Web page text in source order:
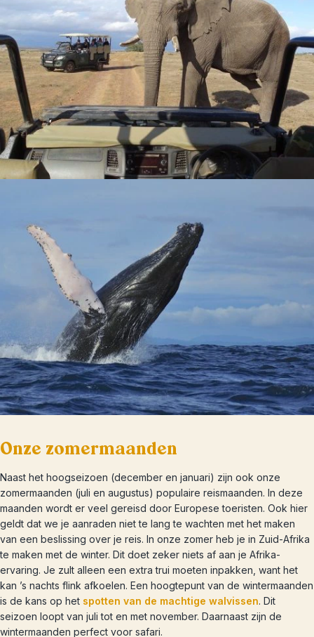
Onze zomermaanden
Naast het hoogseizoen (december en januari) zijn ook onze
zomermaanden (juli en augustus) populaire reismaanden. In deze
maanden wordt er veel gereisd door Europese toeristen. Ook hier
geldt dat we je aanraden niet te lang te wachten met het maken
van een beslissing over je reis. In onze zomer heb je in Zuid-Afrika
te maken met de winter. Dit doet zeker niets af aan je Afrika-
ervaring. Je zult alleen een extra trui moeten inpakken, want het
kan ’s nachts flink afkoelen. Een hoogtepunt van de wintermaanden
is de kans op het spotten van de machtige walvissen. Dit
seizoen loopt van juli tot en met november. Daarnaast zijn de
wintermaanden perfect voor safari.